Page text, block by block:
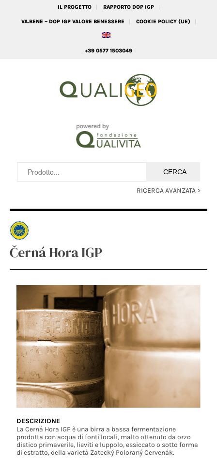
IL PROGETTO RAPPORTO DOP IGP
VA.BENE – DOP IGP VALORE BENESSERE COOKIE POLICY (UE)
+39 0577 1503049
RICERCA AVANZATA >
Černá Hora IGP
DESCRIZIONE
La Cerná Hora IGP è una birra a bassa fermentazione
prodotta con acqua di fonti locali, malto ottenuto da orzo
distico primaverile, lieviti e luppolo, essiccato o sotto forma
di estratto, della varietà Zatecký Poloraný Cervenák.